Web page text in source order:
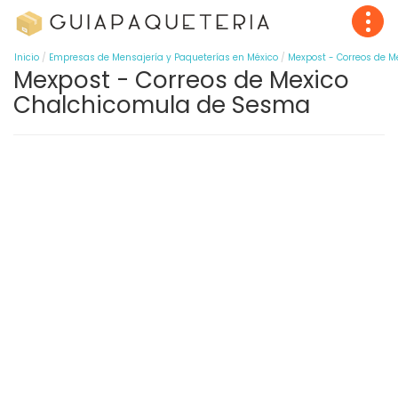
Inicio Empresas de Mensajería y Paqueterías en México Mexpost - Correos de
Mexpost - Correos de Mexico
Chalchicomula de Sesma